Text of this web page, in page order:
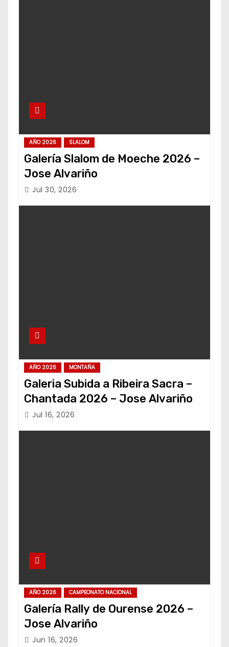
AÑO 2026 SLALOM
Galería Slalom de Moeche 2026 –
Jose Alvariño
Jul 30, 2026
AÑO 2026 MONTAÑA
Galeria Subida a Ribeira Sacra –
Chantada 2026 – Jose Alvariño
Jul 16, 2026
AÑO 2026 CAMPEONATO NACIONAL
Galería Rally de Ourense 2026 –
Jose Alvariño
Jun 16, 2026